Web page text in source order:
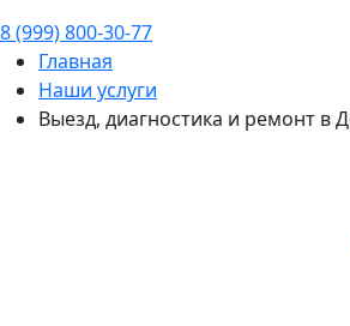
8 (999) 800-30-77
Главная
Наши услуги
Выезд, диагностика и ремонт в